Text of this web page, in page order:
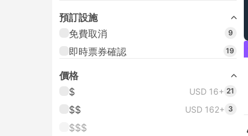
預訂設施
免費取消
9
即時票券確認 19
價格
$
USD 16+ 21
$$ USD 162+ 3
$$$